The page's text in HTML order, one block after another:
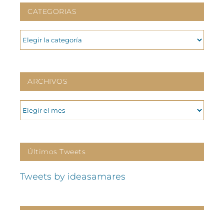
CATEGORIAS
CATEGORIAS
ARCHIVOS
ARCHIVOS
Últimos Tweets
Tweets by ideasamares